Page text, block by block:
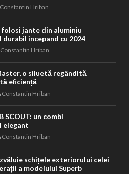
Hriban
folosi jante din aluminiu
durabil incepand cu 2024
Hriban
o siluetă regândită
eficiență
Constantin Hriban
SCOUT: un combi
elegant
Constantin Hriban
schițele exteriorului celei
a modelului Superb